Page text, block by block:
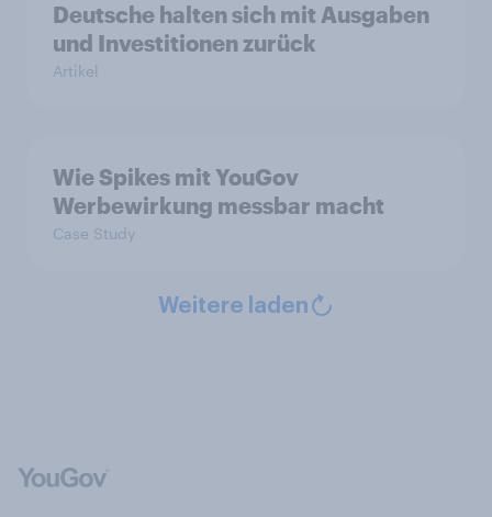
Deutsche halten sich mit Ausgaben
und Investitionen zurück
Artikel
Wie Spikes mit YouGov
Werbewirkung messbar macht
Case Study
Weitere laden